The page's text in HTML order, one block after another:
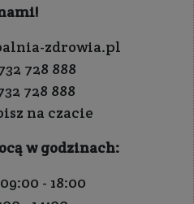
zdrowia.pl
728 888
728 888
na czacie
w godzinach:
- 18:00